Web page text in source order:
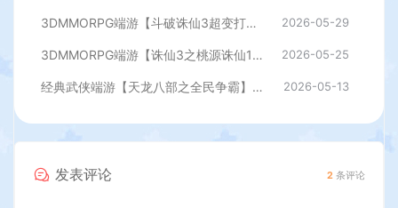
3DMMORPG端游【斗破诛仙3超变打金18职业精修版】最新整理单机一键即玩镜像端+Linux手工服务端+GM工具+网页注册+PC客户端+详细搭建教程 2026-05-29
3DMMORPG端游【诛仙3之桃源诛仙18职业精修版】最新整理单机一键即玩镜像端+Linux手工服务端+GM工具+网页注册+PC客户端+详细搭建教程 2026-05-25
经典武侠端游【天龙八部之全民争霸】最新整理单机一键即玩镜像端+Linux手工服务端+PC客户端+GM工具+详细搭建教程 2026-05-13
发表评论 2 条评论